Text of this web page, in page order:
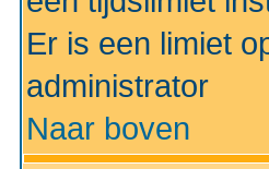
Er is een limiet
administrator
Naar boven